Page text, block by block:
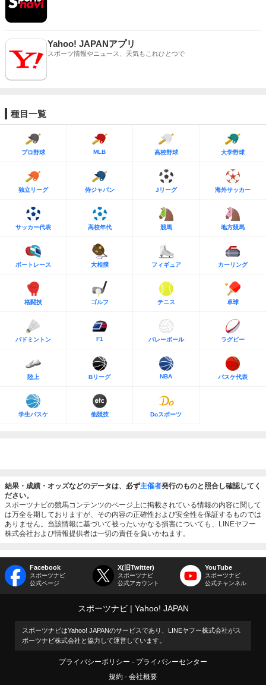
Yahoo! JAPANアプリ
スポーツ情報やニュース、天気もこれひとつで
種目一覧
プロ野球 MLB 高校野球 大学野球
独立リーグ 侍ジャパン Jリーグ 海外サッカー
サッカー代表 高校年代 競馬 地方競馬
ボートレース 大相撲 フィギュア カーリング
格闘技 ゴルフ テニス 卓球
バドミントン F1 バレーボール ラグビー
陸上 Bリーグ NBA バスケ代表
学生バスケ 他競技 Doスポーツ
結果・成績・オッズなどのデータは、必ず主催者発行のものと照合し確認してく
ださい。
スポーツナビの競馬コンテンツのページ上に掲載されている情報の内容に関して
は万全を期しておりますが、その内容の正確性および安全性を保証するものでは
ありません。当該情報に基づいて被ったいかなる損害についても、LINEヤフー
株式会社および情報提供者は一切の責任を負いかねます。
Facebook
スポーツナビ
公式ページ
X(旧Twitter)
スポーツナビ
公式アカウント
YouTube
スポーツナビ
公式チャンネル
スポーツナビ Yahoo! JAPAN
スポーツナビはYahoo! JAPANのサービスであり、LINEヤフー株式会社がス
ポーツナビ株式会社と協力して運営しています。
プライバシーポリシー
プライバシーセンター
規約
会社概要